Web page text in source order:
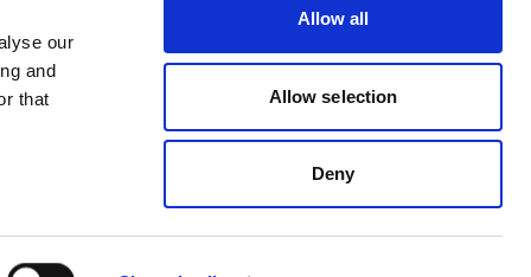
our
and
that
Allow all
Allow selection
Deny
order